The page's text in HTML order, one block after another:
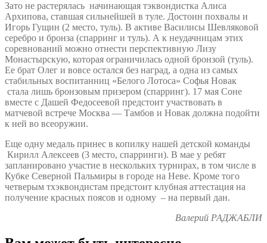
Зато не растерялась начинающая тэквондистка Алиса
Архипова, ставшая сильнейшей в туле. Достоин похвалы и
Игорь Гущин (2 место, туль). В активе Василисы Шевляковой
серебро и бронза (спарринг и туль). А к неудачницам этих
соревнований можно отнести перспективную Лизу
Монастырскую, которая ограничилась одной бронзой (туль).
Ее брат Олег и вовсе остался без наград, а одна из самых
стабильных воспитанниц «Белого Лотоса» Софья Новак
стала лишь бронзовым призером (спарринг). 17 мая Соне
вместе с Дашей Федосеевой предстоит участвовать в
матчевой встрече Москва — Тамбов и Новак должна подойти
к ней во всеоружии.
Еще одну медаль принес в копилку нашей детской команды
Кирилл Алексеев (3 место, спарринги). В мае у ребят
запланировано участие в нескольких турнирах, в том числе в
Кубке Северной Пальмиры в городе на Неве. Кроме того
четверым тхэквондистам предстоит клубная аттестация на
получение красных поясов и одному – на первый дан.
Валерий РАДЖАБЛИ